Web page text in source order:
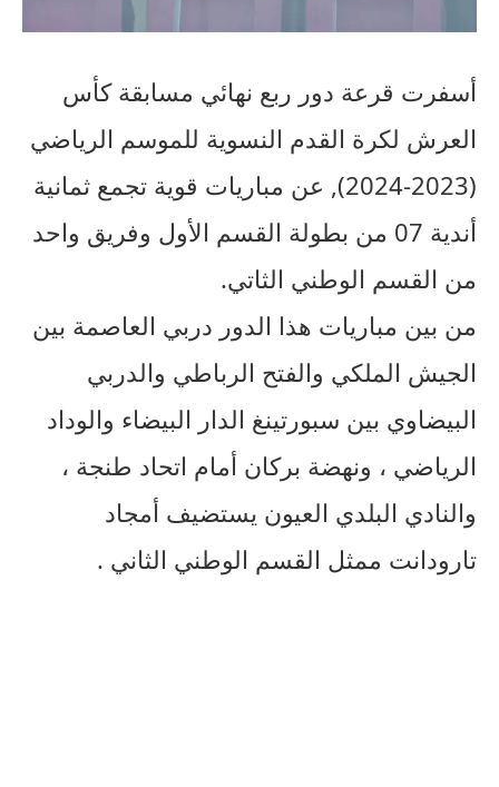
أسفرت قرعة دور ربع نهائي مسابقة كأس
العرش لكرة القدم النسوية للموسم الرياضي
(2023-2024), عن مباريات قوية تجمع ثمانية
أندية 07 من بطولة القسم الأول وفريق واحد
من القسم الوطني الثاتي.
من بين مباريات هذا الدور دربي العاصمة بين
الجيش الملكي والفتح الرباطي والدربي
البيضاوي بين سبورتينغ الدار البيضاء والوداد
الرياضي ، ونهضة بركان أمام اتحاد طنجة ،
والنادي البلدي العيون يستضيف أمجاد
تارودانت ممثل القسم الوطني الثاني .